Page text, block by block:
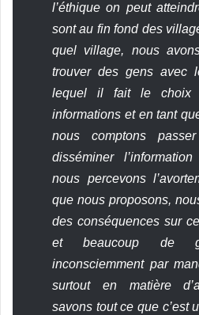
l’éthique on peut
sont au fin fond des
quel village, nous
trouver des gens avec
lequel il fait le choix
informations et en tant
nous comptons
disséminer
nous percevons
que nous proposons,
des conséquences sur
et beaucoup de
inconsciemment par
surtout en matière
savons tout ce que c’est